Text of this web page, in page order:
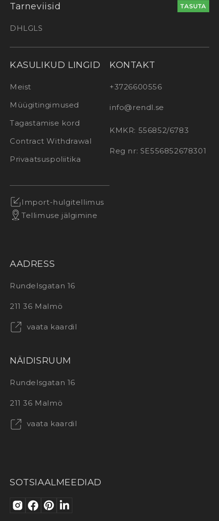
Tarneviisid TASUTA
DHLGLS
KASULIKUD LINGID
Meist
Müügitingimused
Tagastamise kord
Contract Withdrawal
Privaatsuspoliitika
Import-hulgitellimus
Tellimuse jälgimine
KONTAKT
+3726600556
info@rendl.se
KMKR: 556852/6783
Reg nr: SE556852678301
AADRESS
Rundelsgatan 16
211 36 Malmö
vaata kaardil
NÄIDISRUUM
Rundelsgatan 16
211 36 Malmö
vaata kaardil
SOTSIAALMEEDIAD